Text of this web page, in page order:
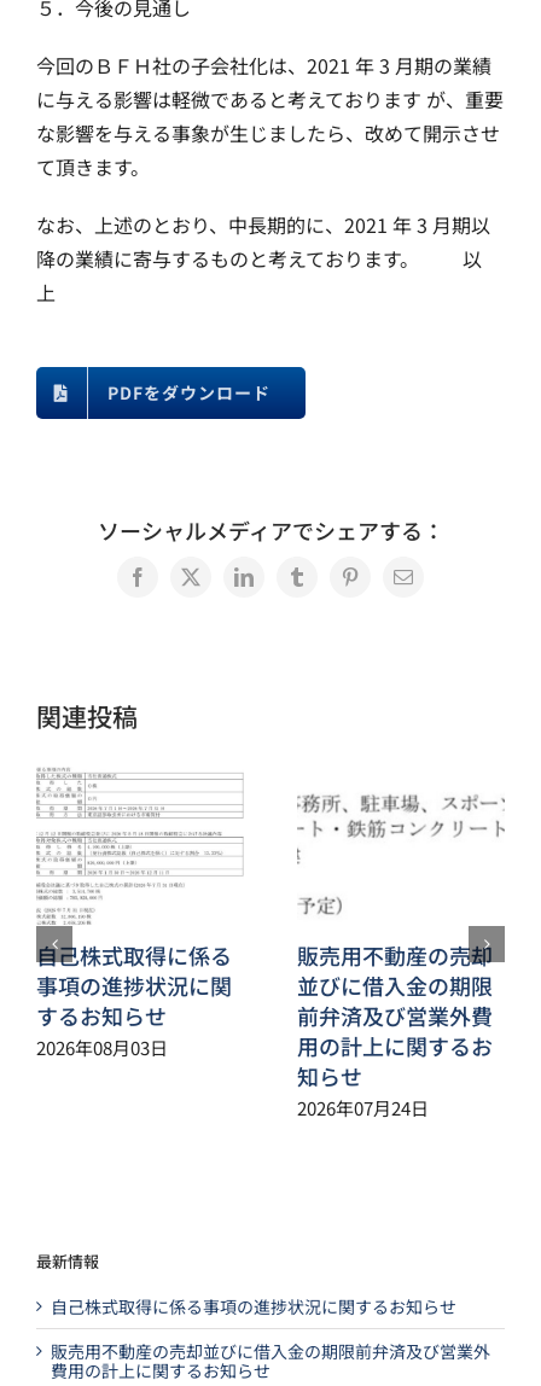
５．今後の見通し
今回のＢＦＨ社の子会社化は、2021 年 3 月期の業績
に与える影響は軽微であると考えております が、重要
な影響を与える事象が生じましたら、改めて開示させ
て頂きます。
なお、上述のとおり、中長期的に、2021 年 3 月期以
降の業績に寄与するものと考えております。 以
上
PDFをダウンロード
ソーシャルメディアでシェアする：
Facebook
X LinkedInTumblrPinterest
電
関連投稿
自己株式取得に係る
事項の進捗状況に関
するお知らせ
2026年08月03日
販売用不動産の売却
並びに借入金の期限
前弁済及び営業外費
用の計上に関するお
知らせ
2026年07月24日
最新情報
自己株式取得に係る事項の進捗状況に関するお知らせ
販売用不動産の売却並びに借入金の期限前弁済及び営業外
費用の計上に関するお知らせ